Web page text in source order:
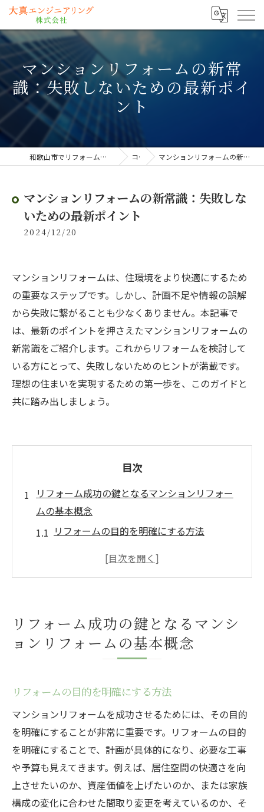
マンションリフォームの新常
識：失敗しないための最新ポイ
ント
和歌山市でリフォームなら大真エンジニアリング株式会社 コラム マンションリフォームの新常識：失敗しないための最新ポイント
マンションリフォームの新常識：失敗しな
いための最新ポイント
2024/12/20
マンションリフォームは、住環境をより快適にするため
の重要なステップです。しかし、計画不足や情報の誤解
から失敗に繋がることも少なくありません。本記事で
は、最新のポイントを押さえたマンションリフォームの
新常識をご紹介します。これからリフォームを検討して
いる方にとって、失敗しないためのヒントが満載です。
理想の住まいを実現するための第一歩を、このガイドと
共に踏み出しましょう。
目次
リフォーム成功の鍵となるマンションリフォー
ムの基本概念
リフォームの目的を明確にする方法
成功するマンションリフォームに必要な準
施工会社の選び方と信頼性の見極め方
住環境改善におけるリフォームの重要性
とは
計画段階で見落とされがちな法的制約
ライフスタイルに合った間取り変更の考え
方
リフォームによる光熱費削減を目指すには
長期的な視点での資産価値向上策
音環境改善のためのリフォーム手法
リフォーム成功の鍵となるマンシ
ョンリフォームの基本概念
リフォームの目的を明確にする方法
マンションリフォームを成功させるためには、その目的
を明確にすることが非常に重要です。リフォームの目的
を明確にすることで、計画が具体的になり、必要な工事
や予算も見えてきます。例えば、居住空間の快適さを向
上させたいのか、資産価値を上げたいのか、または家族
構成の変化に合わせた間取り変更を考えているのか、そ